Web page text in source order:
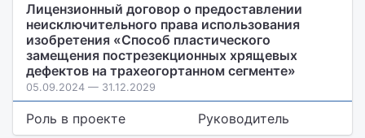
Лицензионный договор о предоставлении
неисключительного права использования
изобретения «Способ пластического
замещения пострезекционных хрящевых
дефектов на трахеогортанном сегменте»
05.09.2024 — 31.12.2029
Роль в проекте Руководитель